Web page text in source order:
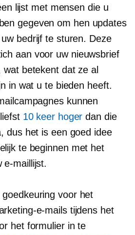
lijst met mensen die u
gegeven om hen updates
bedrijf te sturen. Deze
aan voor uw nieuwsbrief
betekent dat ze al
in wat u te bieden heeft.
kunnen
10 keer hoger dan die
dus het is een goed idee
te beginnen met het
e-maillijst.
voor het
e-mails tijdens het
het formulier in te